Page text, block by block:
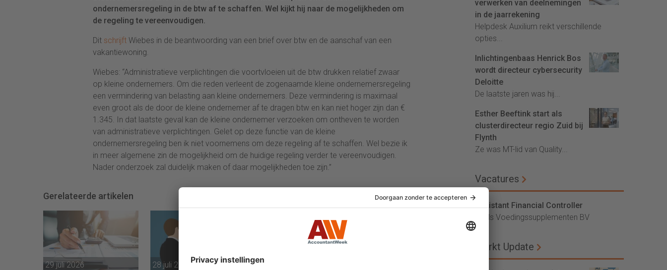
ondernemersregeling in de btw af te schaffen. Wel kijkt hij naar de mogelijkheden om
de regeling te vereenvoudigen.
Dit schrijft Wiebes in de beantwoording van een brief over btw en de aanschaf van een
vakantiewoning.
Wiebes: “Administratieve verplichtingen die voortvloeien uit de btw drukken relatief zwaar
op kleine ondernemers. Om die reden verleent de zogenaamde kleine ondernemersregeling
een vermindering van belasting aan kleine ondernemers. Deze vermindering is maximaal
even groot als de door de kleine ondernemer af te dragen btw en kan niet hoger zijn dan €
1.345. In dat laatste geval kan de kleine ondernemer verzoeken om ontheven te worden
van administratieve verplichtingen. Gelet op deze functie van de kleine
ondernemersregeling ben ik niet voornemens om deze regeling af te schaffen. Wel bezie ik
in meer algemene zin de mogelijkheid om de huidige regeling verder te vereenvoudigen.
Nader onderzoek zal duidelijk maken of daar mogelijkheden toe zijn.”
Gerelateerde artikelen
29 juli 2026 28 juli 2026 24 juli 2026
verwerken van deelnemingen
in de jaarrekening
Helpdesk Auxilium reikt verschillende
opties...
Inlichtingenbaas Henrick Bos
wordt directeur cybersecurity
Deloitte
De laatste jaren was hij...
Esther Beeftink start als
clusterdirecteur regio Zuid bij
Flynth
Ze was MT-lid van Quality...
Vacatures
Assistant Financial Controller
Vitals Voedingssupplementen BV
Markt Update